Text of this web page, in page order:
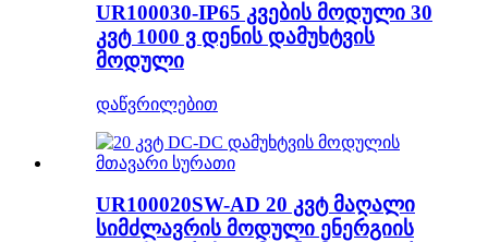
UR100030-IP65 კვების მოდული 30
კვტ 1000 ვ დენის დამუხტვის
მოდული
დაწვრილებით
UR100020SW-AD 20 კვტ მაღალი
სიმძლავრის მოდული ენერგიის